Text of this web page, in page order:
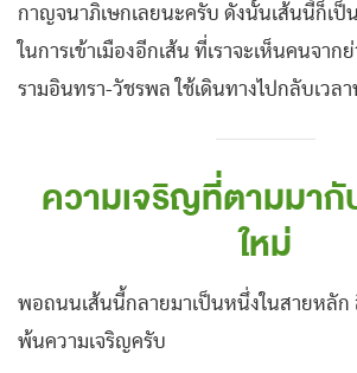
กาญจนาภิเษกเลยนะครับ ดังนั้นเส้นนี้ก็เป็
ในการเข้าเมืองอีกเส้น ที่เราจะเห็นคนจา
รามอินทรา-วัชรพล ใช้เดินทางไปกลับเวลา
ความเจริญที่ตามมา
ใหม่
พอถนนเส้นนี้กลายมาเป็นหนึ่งในสายหลัก
พ้นความเจริญครับ